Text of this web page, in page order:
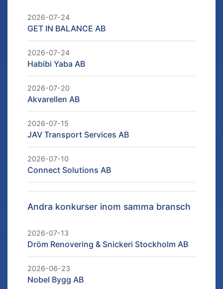
2026-07-24
GET IN BALANCE AB
2026-07-24
Habibi Yaba AB
2026-07-20
Akvarellen AB
2026-07-15
JAV Transport Services AB
2026-07-10
Connect Solutions AB
Andra konkurser inom samma bransch
2026-07-13
Dröm Renovering & Snickeri Stockholm AB
2026-06-23
Nobel Bygg AB